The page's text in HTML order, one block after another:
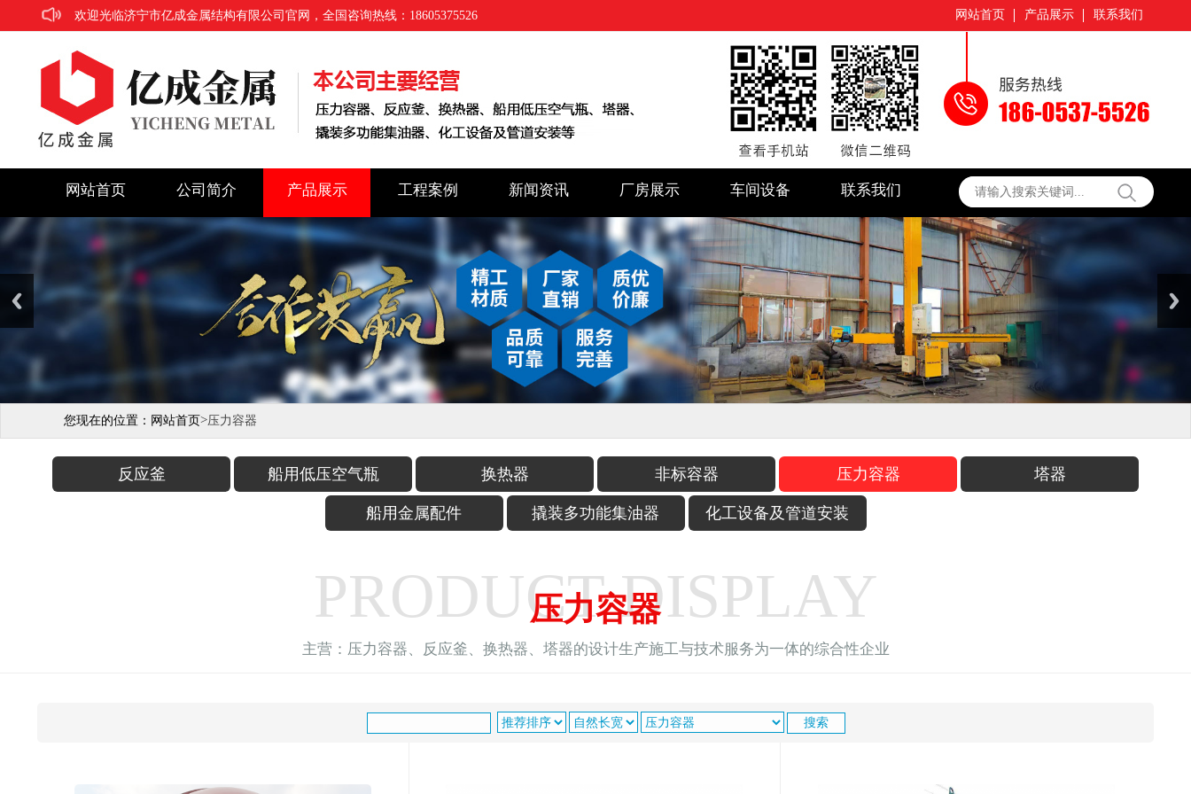
欢迎光临济宁市亿成金属结构有限公司官网，全国咨询热线：18605375526 网站首页 产品展示 联系我们
网站首页 公司简介 产品展示 工程案例 新闻资讯 厂房展示 车间设备 联系我们
您现在的位置： 网站首页>压力容器
反应釜 船用低压空气瓶 换热器 非标容器 压力容器 塔器
船用金属配件 撬装多功能集油器 化工设备及管道安装
PRODUCT DISPLAY
压力容器
主营：压力容器、反应釜、换热器、塔器的设计生产施工与技术服务为一体的综合性企业